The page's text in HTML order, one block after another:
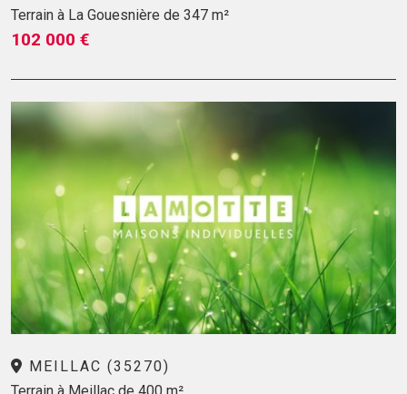
Terrain à La Gouesnière de 347 m²
102 000 €
MEILLAC (35270)